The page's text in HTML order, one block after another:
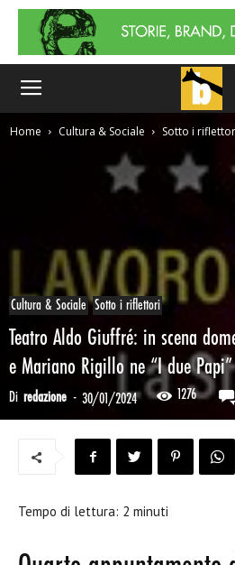
Home Cultura & Sociale Sotto i
Cultura & Sociale Sotto i riflettori
Teatro Aldo Giuffré: in scena
e Mariano Rigillo ne “I due Papi”
Di redazione - 30/01/2024 1276
Tempo di lettura: 2 minuti